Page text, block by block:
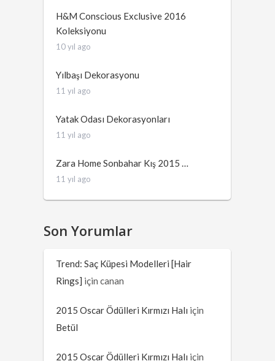
H&M Conscious Exclusive 2016
Koleksiyonu
10 yıl ago
Yılbaşı Dekorasyonu
11 yıl ago
Yatak Odası Dekorasyonları
11 yıl ago
Zara Home Sonbahar Kış 2015 …
11 yıl ago
Son Yorumlar
Trend: Saç Küpesi Modelleri [Hair
Rings] içincanan
2015 Oscar Ödülleri Kırmızı Halı için
Betül
2015 Oscar Ödülleri Kırmızı Halı için